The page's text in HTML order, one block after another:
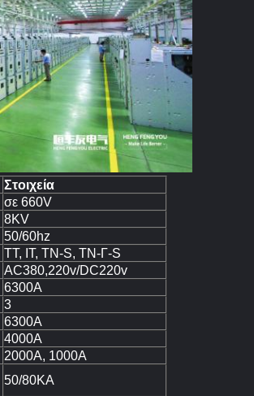
Στοιχεία
σε 660V
8KV
50/60hz
TT, IT, TN-S, TN-Γ-S
AC380,220v/DC220v
6300A
3
6300A
4000A
2000A, 1000A
50/80KA